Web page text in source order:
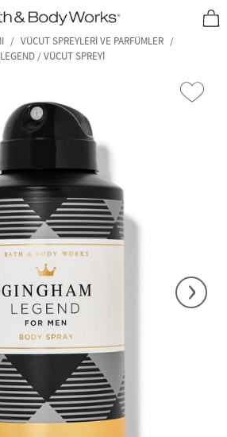
Ücretsiz!• *Promosyon Detayları
VÜCUT SPREYLERI VE PARFÜMLER
/ VÜCUT SPREYI
›